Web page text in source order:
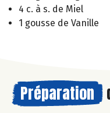
4 c. à s. de Miel
1 gousse de Vanille
Préparation